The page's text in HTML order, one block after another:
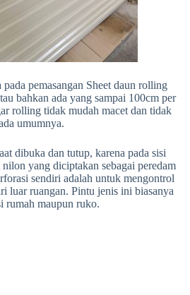
pemasangan Sheet daun rolling
bahkan ada yang sampai 100cm per
rolling tidak mudah macet dan tidak
umumnya.
dibuka dan tutup, karena pada sisi
yang diciptakan sebagai peredam
sendiri adalah untuk mengontrol
luar ruangan. Pintu jenis ini biasanya
rumah maupun ruko.